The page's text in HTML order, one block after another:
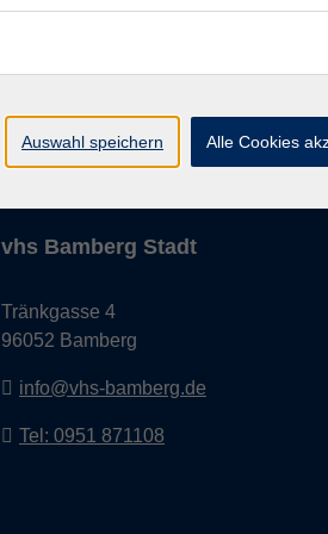
vhs Bamberg Stadt
Tränkgasse 4
96052 Bamberg
info@vhs-bamberg.de
Tel: 0951 871108
Auswahl speichern Alle Cookies